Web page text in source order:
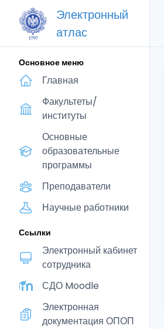
Электронный
атлас
Основное меню
Главная
Факультеты/
институты
Основные
образовательные
программы
Преподаватели
Научные работники
Ссылки
Электронный кабинет
сотрудника
СДО Moodle
Электронная
документация ОПОП